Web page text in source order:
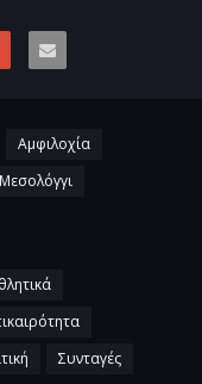
Αμφιλοχία
Μεσολόγγι
Συνταγές